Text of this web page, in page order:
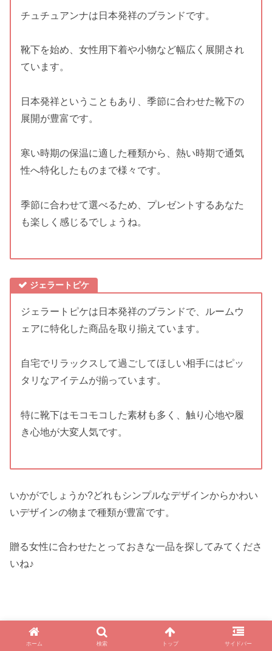
チュチュアンナは日本発祥のブランドです。
靴下を始め、女性用下着や小物など幅広く展開され
ています。
日本発祥ということもあり、季節に合わせた靴下の
展開が豊富です。
寒い時期の保温に適した種類から、熱い時期で通気
性へ特化したものまで様々です。
季節に合わせて選べるため、プレゼントするあなた
も楽しく感じるでしょうね。
ジェラートピケ
ジェラートピケは日本発祥のブランドで、ルームウ
ェアに特化した商品を取り揃えています。
自宅でリラックスして過ごしてほしい相手にはピッ
タリなアイテムが揃っています。
特に靴下はモコモコした素材も多く、触り心地や履
き心地が大変人気です。
いかがでしょうか?どれもシンプルなデザインからかわい
いデザインの物まで種類が豊富です。
贈る女性に合わせたとっておきな一品を探してみてくださ
いね♪
ホーム 検索 トップ サイドバー